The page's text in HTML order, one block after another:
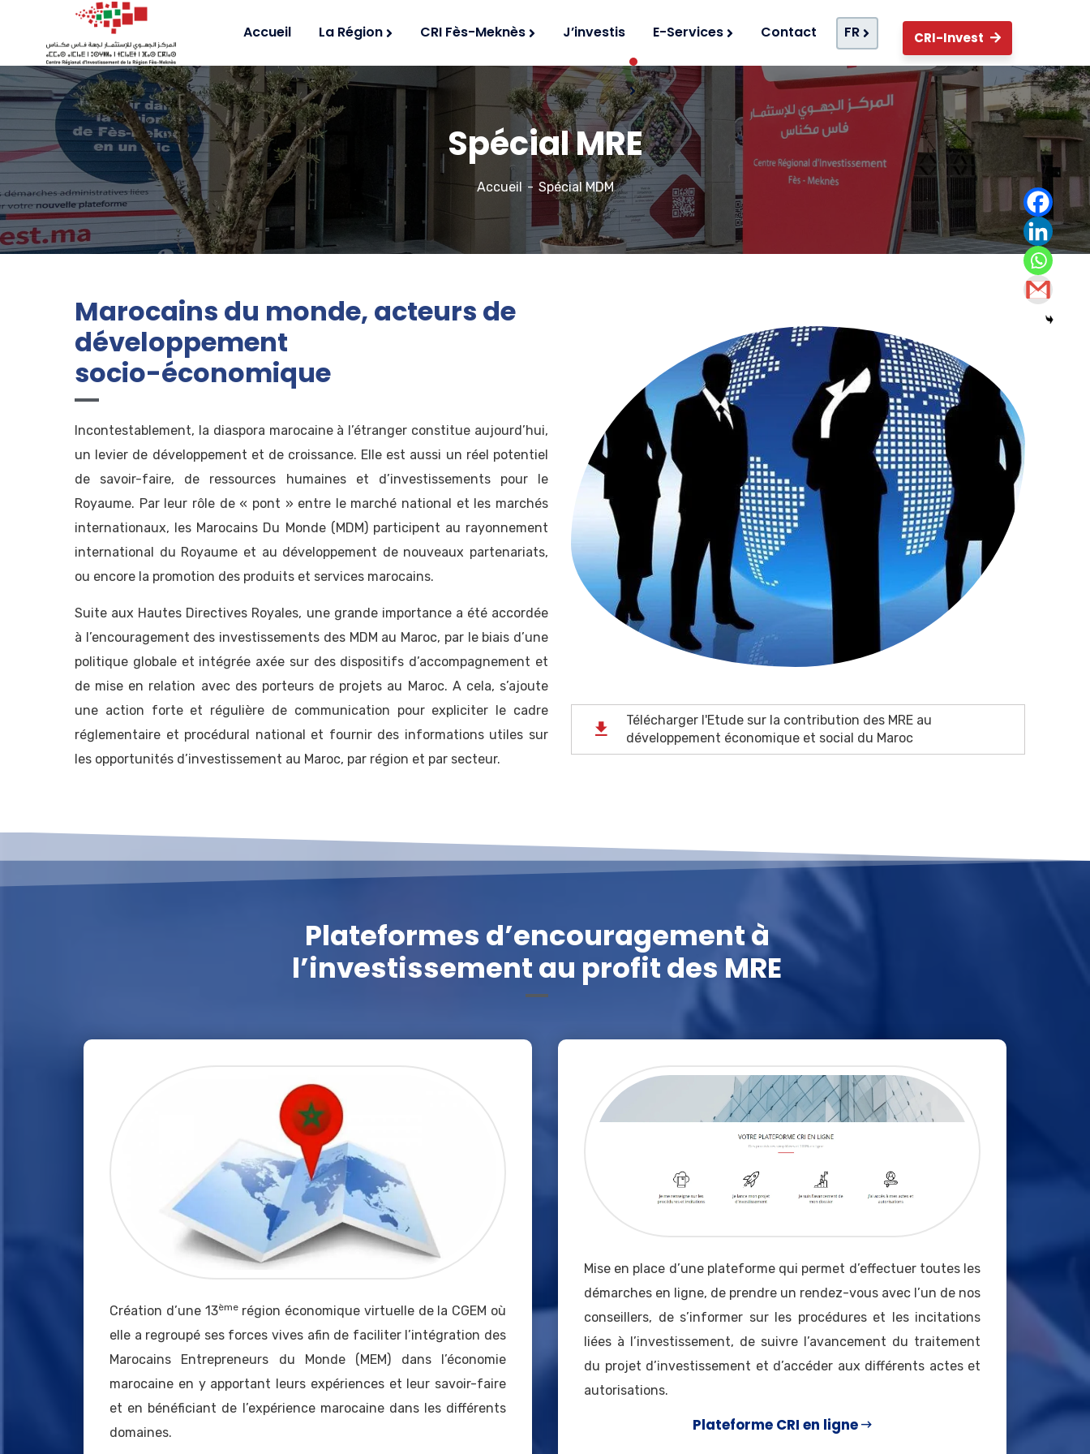
Accueil La Région CRI Fès-Meknès J’investis E-Services Contact FR CRI-Invest
Spécial MRE
Accueil Spécial MDM
Marocains du monde, acteurs de
développement
socio-économique
Incontestablement, la diaspora marocaine à l’étranger constitue aujourd’hui,
un levier de développement et de croissance. Elle est aussi un réel potentiel
de savoir-faire, de ressources humaines et d’investissements pour le
Royaume. Par leur rôle de « pont » entre le marché national et les marchés
internationaux, les Marocains Du Monde (MDM) participent au rayonnement
international du Royaume et au développement de nouveaux partenariats,
ou encore la promotion des produits et services marocains.
Suite aux Hautes Directives Royales, une grande importance a été accordée
à l’encouragement des investissements des MDM au Maroc, par le biais d’une
politique globale et intégrée axée sur des dispositifs d’accompagnement et
de mise en relation avec des porteurs de projets au Maroc. A cela, s’ajoute
une action forte et régulière de communication pour expliciter le cadre
réglementaire et procédural national et fournir des informations utiles sur
les opportunités d’investissement au Maroc, par région et par secteur.
Télécharger l'Etude sur la contribution des MRE au
développement économique et social du Maroc
Plateformes d’encouragement à
l’investissement au profit des MRE
Création d’une 13èmerégion économique virtuelle de la CGEM où
elle a regroupé ses forces vives afin de faciliter l’intégration des
Marocains Entrepreneurs du Monde (MEM) dans l’économie
marocaine en y apportant leurs expériences et leur savoir-faire
et en bénéficiant de l’expérience marocaine dans les différents
domaines.
Mise en place d’une plateforme qui permet d’effectuer toutes les
démarches en ligne, de prendre un rendez-vous avec l’un de nos
conseillers, de s’informer sur les procédures et les incitations
liées à l’investissement, de suivre l’avancement du traitement
du projet d’investissement et d’accéder aux différents actes et
autorisations.
Plateforme CRI en ligne